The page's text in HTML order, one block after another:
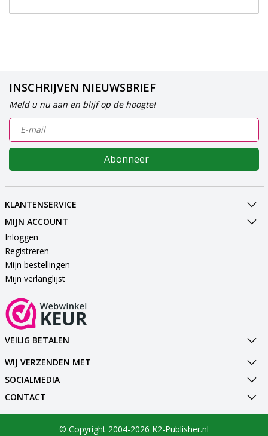
INSCHRIJVEN NIEUWSBRIEF
Meld u nu aan en blijf op de hoogte!
Abonneer
KLANTENSERVICE
MIJN ACCOUNT
Inloggen
Registreren
Mijn bestellingen
Mijn verlanglijst
VEILIG BETALEN
WIJ VERZENDEN MET
SOCIALMEDIA
CONTACT
© Copyright 2004-2026 K2-Publisher.nl